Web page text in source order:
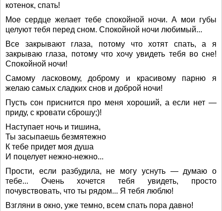
котенок, спать!
Мое сердце желает тебе спокойной ночи. А мои губы
целуют тебя перед сном. Спокойной ночи любимый...
Все закрывают глаза, потому что хотят спать, а я
закрываю глаза, потому что хочу увидеть тебя во сне!
Спокойной ночи!
Самому ласковому, доброму и красивому парню я
желаю самых сладких снов и доброй ночи!
Пусть сон приснится про меня хороший, а если нет —
приду, с кровати сброшу;)!
Наступает ночь и тишина,
Ты засыпаешь безмятежно
К тебе придет моя душа
И поцелует нежно-нежно...
Прости, если разбудила, не могу уснуть — думаю о
тебе... Очень хочется тебя увидеть, просто
почувствовать, что ты рядом... Я тебя люблю!
Взгляни в окно, уже темно, всем спать пора давно!